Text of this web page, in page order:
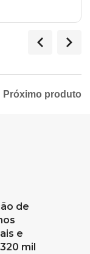
Próximo produto
de
e
mil